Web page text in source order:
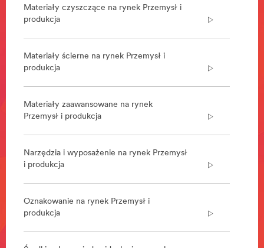
Materiały czyszczące na rynek Przemysł i
produkcja
Materiały ścierne na rynek Przemysł i
produkcja
Materiały zaawansowane na rynek
Przemysł i produkcja
Narzędzia i wyposażenie na rynek Przemysł
i produkcja
Oznakowanie na rynek Przemysł i
produkcja